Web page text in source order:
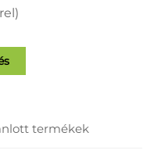
termékek